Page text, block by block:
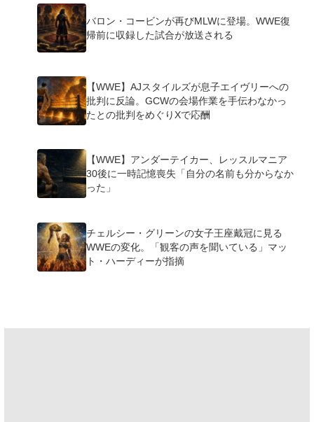
バロン・コービンが再びMLWに登場。WWE復
帰前に収録した試合が放送される
【WWE】AJスタイルズが息子エイヴリーへの
批判に反論。GCWの会場作業を手伝わなかっ
たとの批判をめぐりXで応酬
【WWE】アンダーテイカー、レッスルマニア
30後に一時記憶喪失「自分の名前も分からなか
った」
チェルシー・グリーンの女子王座戴冠に見る
WWEの変化。「観客の声を聞いている」マッ
ト・ハーディーが指摘